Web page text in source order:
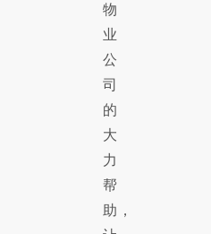
物
业
公
司
的
大
力
帮
助，